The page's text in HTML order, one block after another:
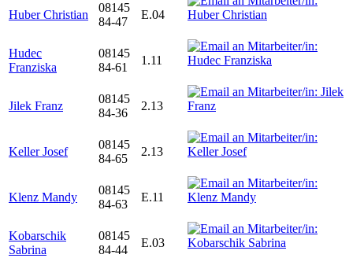
Huber Christian
08145
84-47
E.04
Hudec
Franziska
08145
84-61
1.11
Jilek Franz
08145
84-36
2.13
Keller Josef
08145
84-65
2.13
Klenz Mandy
08145
84-63
E.11
Kobarschik
Sabrina
08145
84-44
E.03